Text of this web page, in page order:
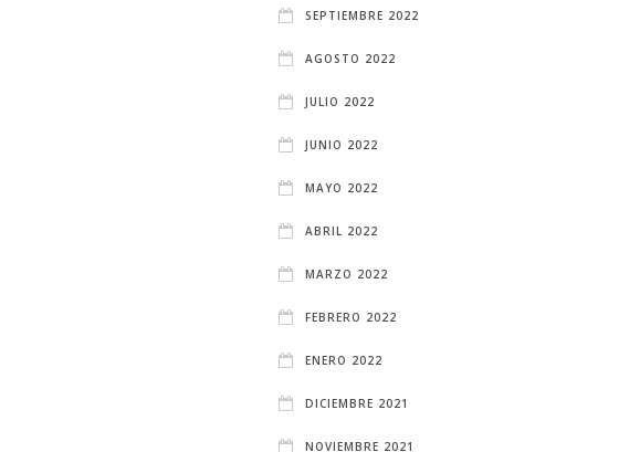
SEPTIEMBRE 2022
AGOSTO 2022
JULIO 2022
JUNIO 2022
MAYO 2022
ABRIL 2022
MARZO 2022
FEBRERO 2022
ENERO 2022
DICIEMBRE 2021
NOVIEMBRE 2021